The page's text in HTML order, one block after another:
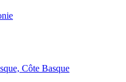
Côte Basque